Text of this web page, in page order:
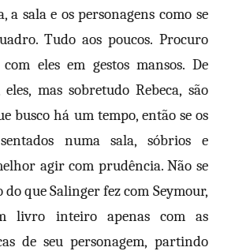
a sala e os personagens como se
Tudo aos poucos. Procuro
eles em gestos mansos. De
mas sobretudo Rebeca, são
busco há um tempo, então se os
numa sala, sóbrios e
agir com prudência. Não se
que Salinger fez com Seymour,
livro inteiro apenas com as
de seu personagem, partindo